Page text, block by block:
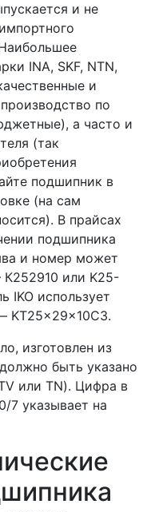
и не
INA, SKF, NTN,
и
по
а часто и
(так
подшипник в
(на сам
В прайсах
подшипника
и номер может
К252910 или K25-
IKO использует
KT25x29x10C3.
изготовлен из
быть указано
или TN). Цифра в
7 указывает на